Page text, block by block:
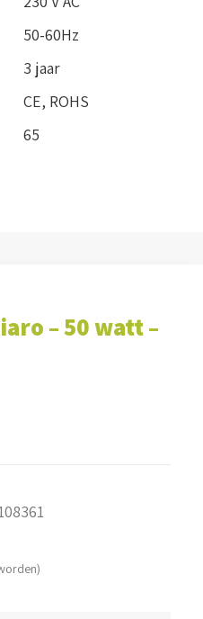
50-60Hz
3 jaar
CE, ROHS
65
– 50 watt –